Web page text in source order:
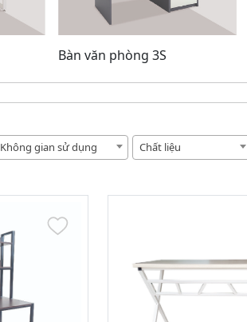
Bàn văn phòng 3S
Không gian sử dụng Chất liệu